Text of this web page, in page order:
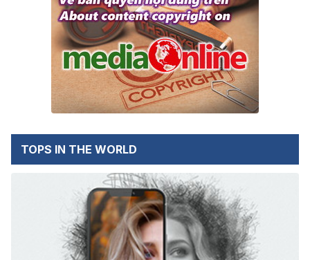
TOPS IN THE WORLD